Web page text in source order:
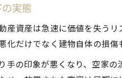
実態
産資産は急速に価値を失う
だけでなく建物自体の損傷
手の印象が悪くなり、空家